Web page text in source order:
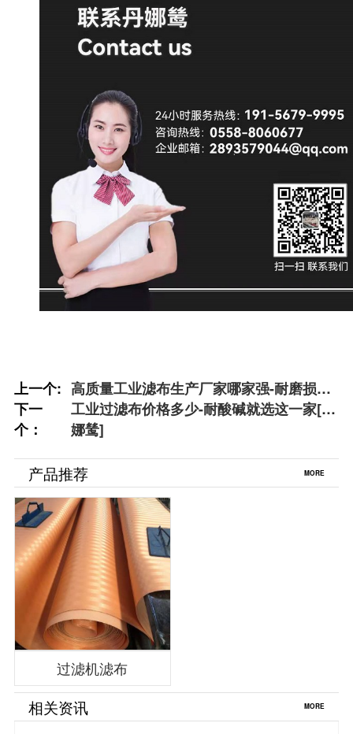
上一个: 高质量工业滤布生产厂家哪家强-耐磨损选
这一家[丹娜鸶]
下一
个：
工业过滤布价格多少-耐酸碱就选这一家[丹
娜鸶]
产品推荐 MORE
过滤机滤布
相关资讯 MORE